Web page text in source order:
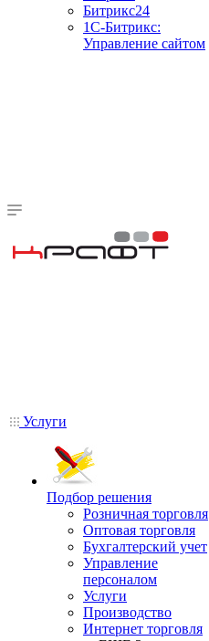
Битрикс24
1С-Битрикс:
Управление сайтом
Услуги
Подбор решения
Розничная торговля
Оптовая торговля
Бухгалтерский учет
Управление
персоналом
Услуги
Производство
Интернет торговля